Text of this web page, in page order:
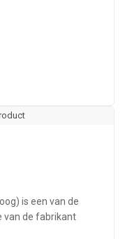
is een van de
van de fabrikant